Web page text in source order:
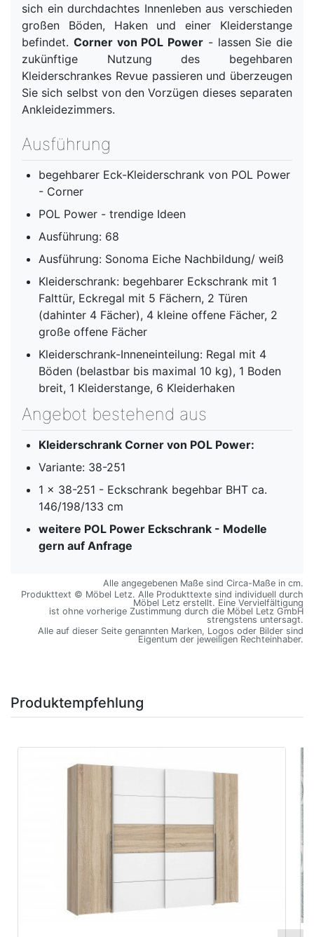
sich ein durchdachtes Innenleben aus verschieden
großen Böden, Haken und einer Kleiderstange
befindet. Corner von POL Power - lassen Sie die
zukünftige Nutzung des begehbaren
Kleiderschrankes Revue passieren und überzeugen
Sie sich selbst von den Vorzügen dieses separaten
Ankleidezimmers.
Ausführung
begehbarer Eck-Kleiderschrank von POL Power
- Corner
POL Power - trendige Ideen
Ausführung: 68
Ausführung: Sonoma Eiche Nachbildung/ weiß
Kleiderschrank: begehbarer Eckschrank mit 1
Falttür, Eckregal mit 5 Fächern, 2 Türen
(dahinter 4 Fächer), 4 kleine offene Fächer, 2
große offene Fächer
Kleiderschrank-Inneneinteilung: Regal mit 4
Böden (belastbar bis maximal 10 kg), 1 Boden
breit, 1 Kleiderstange, 6 Kleiderhaken
Angebot bestehend aus
Kleiderschrank Corner von POL Power:
Variante: 38-251
1 x 38-251 - Eckschrank begehbar BHT ca.
146/198/133 cm
weitere POL Power Eckschrank - Modelle
gern auf Anfrage
Alle angegebenen Maße sind Circa-Maße in cm.
Produkttext © Möbel Letz. Alle Produkttexte sind individuell durch
Möbel Letz erstellt. Eine Vervielfältigung
ist ohne vorherige Zustimmung durch die Möbel Letz GmbH
strengstens untersagt.
Alle auf dieser Seite genannten Marken, Logos oder Bilder sind
Eigentum der jeweiligen Rechteinhaber.
Produktempfehlung